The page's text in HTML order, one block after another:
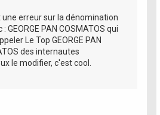
erreur sur la dénomination
GEORGE PAN COSMATOS qui
Le Top GEORGE PAN
des internautes
le modifier, c'est cool.